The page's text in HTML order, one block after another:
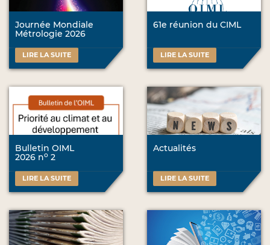
Journée Mondiale
Métrologie 2026
LIRE LA SUITE
61e réunion du CIML
LIRE LA SUITE
Bulletin OIML
2026 no 2
LIRE LA SUITE
Actualités
LIRE LA SUITE